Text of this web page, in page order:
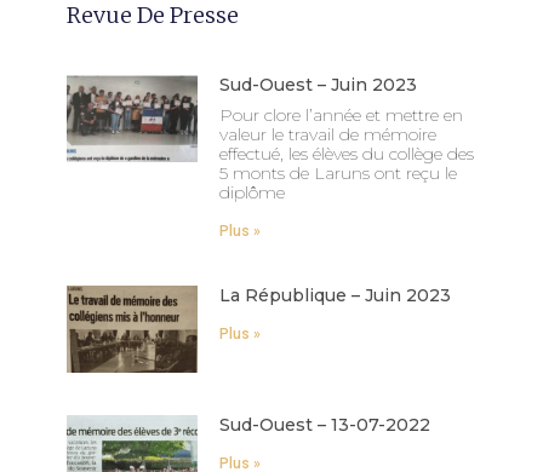
Revue De Presse
Sud-Ouest – Juin 2023
Pour clore l’année et mettre en
valeur le travail de mémoire
effectué, les élèves du collège des
5 monts de Laruns ont reçu le
diplôme
Plus »
La République – Juin 2023
Plus »
Sud-Ouest – 13-07-2022
Plus »